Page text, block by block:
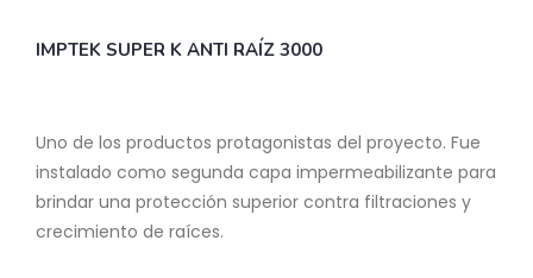
IMPTEK SUPER K ANTI RAÍZ 3000
Uno de los productos protagonistas del proyecto. Fue
instalado como segunda capa impermeabilizante para
brindar una protección superior contra filtraciones y
crecimiento de raíces.